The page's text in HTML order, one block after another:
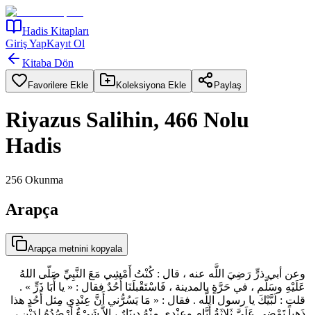
Hadis Kitapları
Giriş YapKayıt Ol
Kitaba Dön
Favorilere Ekle Koleksiyona Ekle Paylaş
Riyazus Salihin, 466 Nolu
Hadis
256 Okunma
Arapça
Arapça metnini kopyala
وعن أبي ذرٍّ رَضِيَ اللَّه عنه ، قال : كُنْتُ أَمْشِي مَعَ النَّبِيِّ صَلّى اللهُ
عَلَيْهِ وسَلَّم ، في حَرَّةٍ بالمدينة ، فَاسْتَقْبلَنَا أَحُدٌ فقال : « يا أَبَا ذَرٍّ » .
قلت : لَبَّيْكَ يا رسول اللَّه . فقال : « مَا يَسُرُّني أَنَّ عِنْدِي مِثل أَحُدٍ هذا